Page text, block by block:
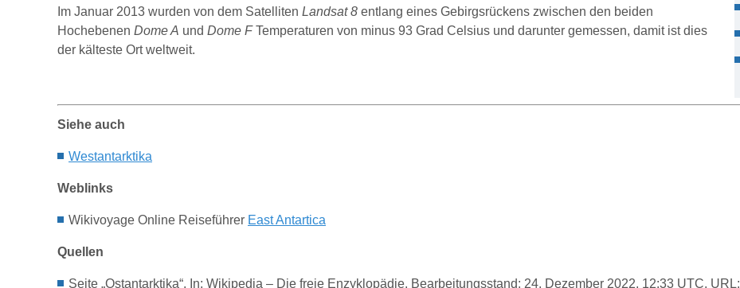
Im Januar 2013 wurden von dem Satelliten Landsat 8 entlang eines Gebirgsrückens zwischen den beiden
Hochebenen Dome A und Dome FTemperaturen von minus 93 Grad Celsius und darunter gemessen, damit ist dies
der kälteste Ort weltweit.
Siehe auch
Westantarktika
Weblinks
Wikivoyage Online Reiseführer East Antartica
Quellen
Seite „Ostantarktika“. In: Wikipedia – Die freie Enzyklopädie. Bearbeitungsstand: 24. Dezember 2022, 12:33 UTC. URL: